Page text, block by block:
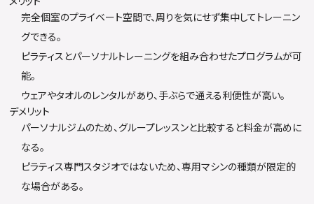
完全個室のプライベート空間で、周りを気にせず集中してトレーニン
グできる。
ピラティスとパーソナルトレーニングを組み合わせたプログラムが可
能。
ウェアやタオルのレンタルがあり、手ぶらで通える利便性が高い。
デメリット
パーソナルジムのため、グループレッスンと比較すると料金が高めに
なる。
ピラティス専門スタジオではないため、専用マシンの種類が限定的
な場合がある。